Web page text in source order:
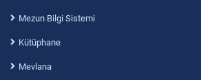
Mezun Bilgi Sistemi
Kütüphane
Mevlana